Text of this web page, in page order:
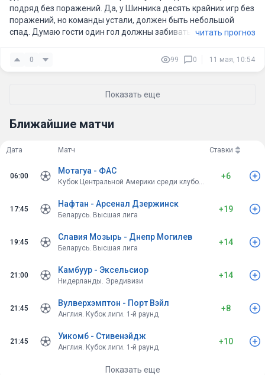
подряд без поражений. Да, у Шинника десять крайних игр без
поражений, но команды устали, должен быть небольшой
спад. Думаю гости один гол должны забивать без проблем, а
читать прогноз
0 99 0 11 мая, 10:54
Показать еще
Ближайшие матчи
Дата Матч Ставки
06:00
Мотагуа - ФАС
+6
17:45
Нафтан - Арсенал Дзержинск
Беларусь. Высшая лига
+19
19:45
Славия Мозырь - Днепр Могилев
Беларусь. Высшая лига
+14
21:00
Камбуур - Эксельсиор
Нидерланды. Эредивизи
+14
21:45
Вулверхэмптон - Порт Вэйл
Англия. Кубок лиги. 1-й раунд
+8
21:45
Уикомб - Стивенэйдж
Англия. Кубок лиги. 1-й раунд
+10
Показать еще